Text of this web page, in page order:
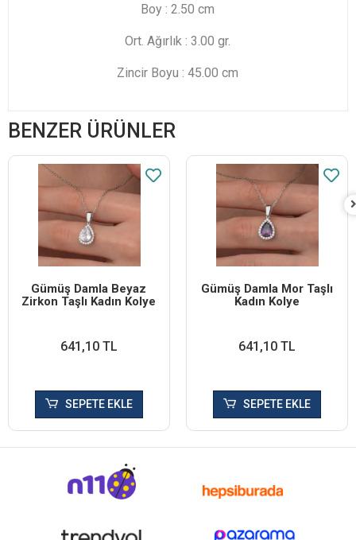
Boy : 2.50 cm
Ort. Ağırlık : 3.00 gr.
Zincir Boyu : 45.00 cm
BENZER ÜRÜNLER
Gümüş Damla Beyaz
Zirkon Taşlı Kadın Kolye
641,10 TL
SEPETE EKLE
Gümüş Damla Mor Taşlı
Kadın Kolye
641,10 TL
SEPETE EKLE